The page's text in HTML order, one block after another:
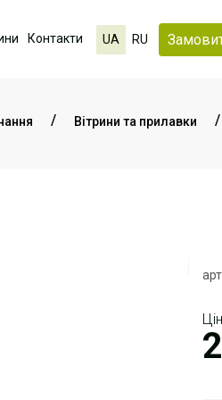
Контакти UA RU
Вітрини та прилавки